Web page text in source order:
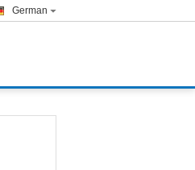
German